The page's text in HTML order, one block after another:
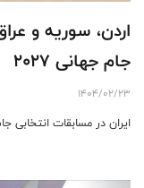
اردن، سوریه و
جام جهانی ۲۰۲۷
1404/02/23
ایران در مسابقات انتخابی